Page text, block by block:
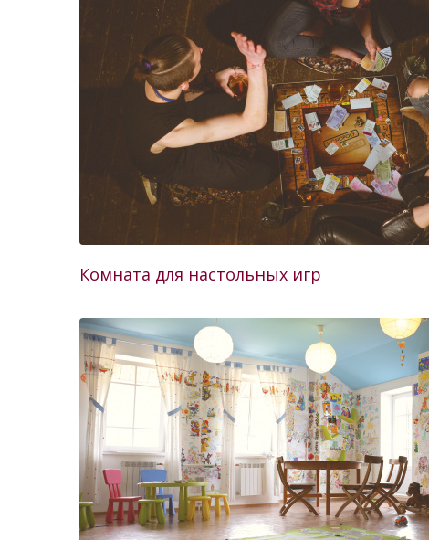
Комната для настольных игр